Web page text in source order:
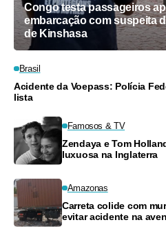
Congo testa passageiros após interceptação de
embarcação com suspeita de caso de Ebola
de Kinshasa
Brasil
Acidente da Voepass: Polícia
lista
Famosos & TV
Zendaya e Tom
luxuosa na Inglaterra
Amazonas
Carreta colide com
evitar acidente na